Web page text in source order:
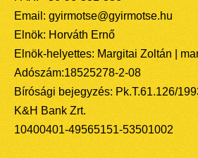
Email: gyirmotse@gyirmotse.hu
Elnök: Horváth Ernő
Elnök-helyettes: Margitai Zoltán |
Adószám:18525278-2-08
Bírósági bejegyzés: Pk.T.61.126/
K&H Bank Zrt.
10400401-49565151-53501002